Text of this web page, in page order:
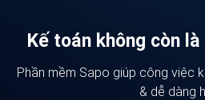
Kế toán không còn
Phần mềm Sapo giúp công việc
& dễ dàng